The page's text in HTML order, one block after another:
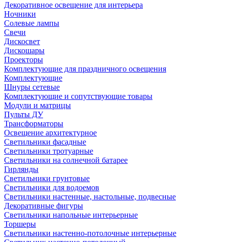
Декоративное освещение для интерьера
Ночники
Солевые лампы
Свечи
Дискосвет
Дискошары
Проекторы
Комплектующие для праздничного освещения
Комплектующие
Шнуры сетевые
Комплектующие и сопутствующие товары
Модули и матрицы
Пульты ДУ
Трансформаторы
Освещение архитектурное
Светильники фасадные
Светильники тротуарные
Светильники на солнечной батарее
Гирлянды
Светильники грунтовые
Светильники для водоемов
Светильники настенные, настольные, подвесные
Декоративные фигуры
Светильники напольные интерьерные
Торшеры
Светильники настенно-потолочные интерьерные